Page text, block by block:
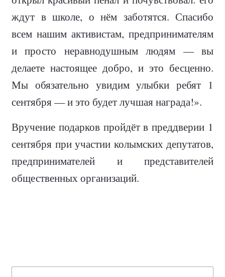
ждут в школе, о нём заботятся. Спасибо
всем нашим активистам, предпринимателям
и просто неравнодушным людям — вы
делаете настоящее добро, и это бесценно.
Мы обязательно увидим улыбки ребят 1
сентября — и это будет лучшая награда!».
Вручение подарков пройдёт в преддверии 1
сентября при участии колымских депутатов,
предпринимателей и представителей
общественных организаций.